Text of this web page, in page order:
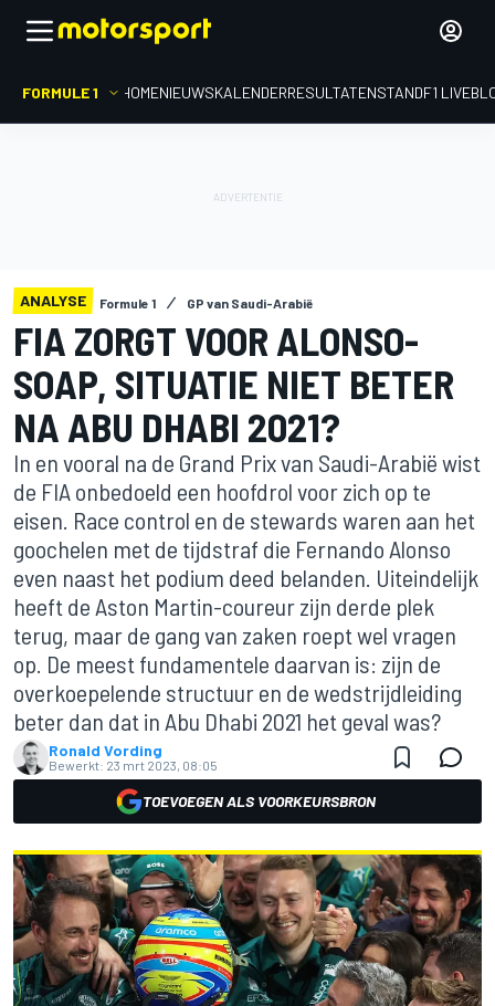
FORMULE 1 HOMENIEUWSKALENDERRESULTATENSTANDF1
ANALYSE Formule 1 GP van Saudi-Arabië
FIA ZORGT VOOR ALONSO-
SOAP, SITUATIE NIET BETER
NA ABU DHABI 2021?
In en vooral na de Grand Prix van Saudi-Arabië wist
de FIA onbedoeld een hoofdrol voor zich op te
eisen. Race control en de stewards waren aan het
goochelen met de tijdstraf die Fernando Alonso
even naast het podium deed belanden. Uiteindelijk
heeft de Aston Martin-coureur zijn derde plek
terug, maar de gang van zaken roept wel vragen
op. De meest fundamentele daarvan is: zijn de
overkoepelende structuur en de wedstrijdleiding
beter dan dat in Abu Dhabi 2021 het geval was?
Ronald Vording
Bewerkt: 23 mrt 2023, 08:05
TOEVOEGEN ALS VOORKEURSBRON